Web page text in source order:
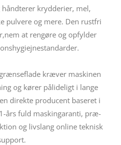
krydderier, mel,
pulvere og mere. Den rustfri
at rengøre og opfylder
kræver maskinen
og kører pålideligt i lange
direkte producent baseret i
års fuld maskingaranti, præ-
og livslang online teknisk